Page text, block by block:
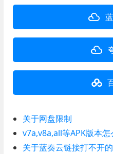
关于网盘限制
v7a,v8a,all等APK版本怎
关于蓝奏云链接打不开